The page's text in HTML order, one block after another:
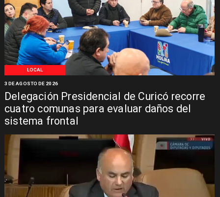
LOCAL
Delegación Presidencial de Curicó recorre
cuatro comunas para evaluar daños del
sistema frontal
3 DE AGOSTO DE 2026